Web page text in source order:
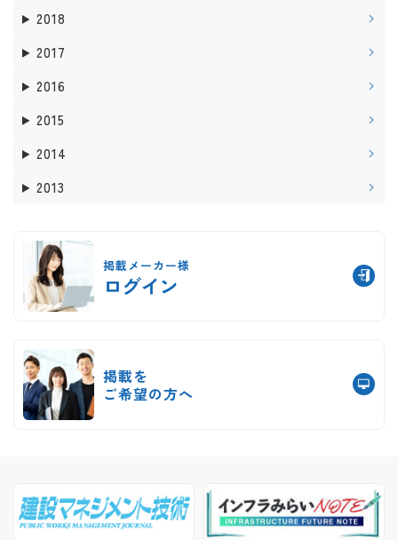
2018
2017
2016
2015
2014
2013
掲載メーカー様
ログイン
掲載を
ご希望の方へ